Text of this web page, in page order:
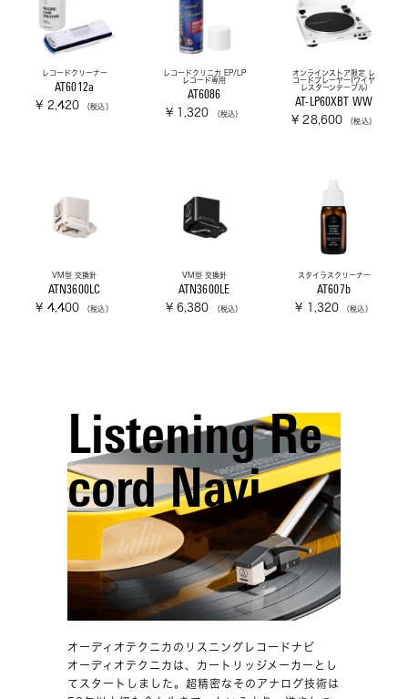
レコードクリーナー
AT6012a
¥ 2,420 （税込）
レコードクリニカ EP/LP
レコード専用
AT6086
¥ 1,320 （税込）
オンラインストア限定 レ
コードプレーヤー(ワイヤ
レスターンテーブル)
AT-LP60XBT WW
¥ 28,600 （税込）
VM型 交換針
ATN3600LC
¥ 4,400 （税込）
VM型 交換針
ATN3600LE
¥ 6,380 （税込）
スタイラスクリーナー
AT607b
¥ 1,320 （税込）
Listening Re
cord Navi
オーディオテクニカのリスニングレコードナビ
オーディオテクニカは、カートリッジメーカーとし
てスタートしました。超精密なそのアナログ技術は